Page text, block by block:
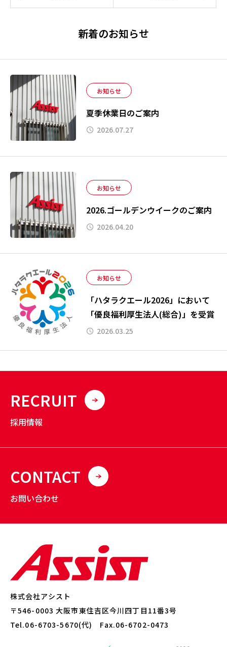
新着のお知らせ
お知らせ
夏季休業日のご案内
2026.07.27
お知らせ
2026.ゴールデンウイークのご案内
2026.04.20
お知らせ
「ハタラクエール2026」において
「優良福利厚生法人(総合)」を受賞
2026.03.25
RECRUIT
採用情報
CONTACT
お問い合わせ
株式会社アシスト
〒546-0003 大阪市東住吉区今川四丁目11番3号
Tel.06-6703-5670(代) Fax.06-6702-0473